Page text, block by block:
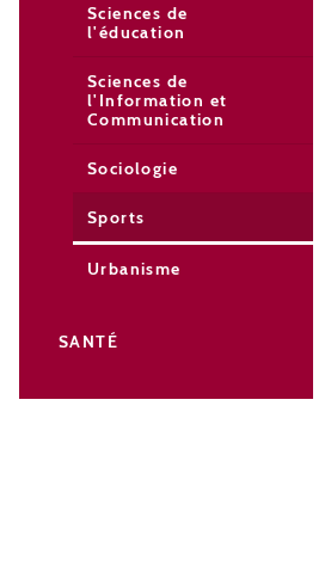
Sciences de
l'éducation
Sciences de
l'Information et
Communication
Sociologie
Sports
Urbanisme
SANTÉ